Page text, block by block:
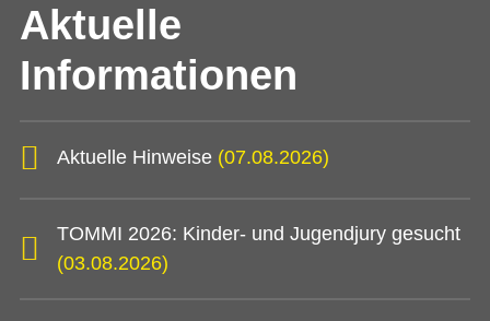
Aktuelle
Informationen
Aktuelle Hinweise (07.08.2026)
TOMMI 2026: Kinder- und Jugendjury gesucht
(03.08.2026)